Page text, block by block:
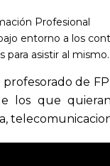
Profesional
entorno a los
para asistir al mismo.
profesorado de
los que